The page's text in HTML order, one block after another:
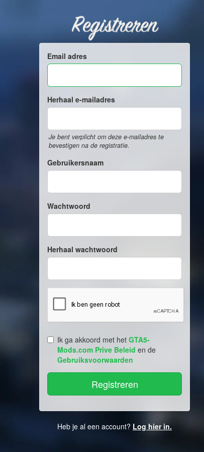
Registreren
Email adres
Herhaal e-mailadres
Je bent verplicht om deze e-mailadres te
bevestigen na de registratie.
Gebruikersnaam
Wachtwoord
Herhaal wachtwoord
Ik ga akkoord met het GTA5-
Mods.com Prive Beleid en de
Gebruiksvoorwaarden
Heb je al een account? Log hier in.